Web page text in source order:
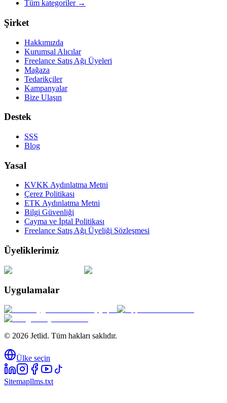
Tüm kategoriler→
Şirket
Hakkımızda
Kurumsal Alıcılar
Freelance Satış Ağı Üyeleri
Mağaza
Tedarikçiler
Kampanyalar
Bize Ulaşın
Destek
SSS
Blog
Yasal
KVKK Aydınlatma Metni
Çerez Politikası
ETK Aydınlatma Metni
Bilgi Güvenliği
Cayma ve İptal Politikası
Freelance Satış Ağı Üyeliği Sözleşmesi
Üyeliklerimiz
Uygulamalar
© 2026 Jetlid. Tüm hakları saklıdır.
Ülke seçin
Sitemapllms.txt